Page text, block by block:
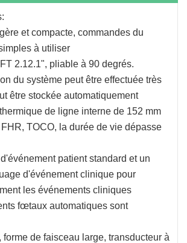
et compacte, commandes du
à utiliser
2.12.1", pliable à 90 degrés.
du système peut être effectuée très
être stockée automatiquement
de ligne interne de 152 mm
TOCO, la durée de vie dépasse
patient standard et un
d'événement clinique pour
les événements cliniques
fœtaux automatiques sont
forme de faisceau large, transducteur à